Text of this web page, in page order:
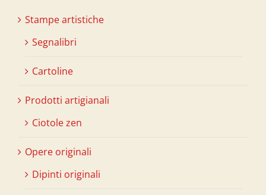
Stampe artistiche
Segnalibri
Cartoline
Prodotti artigianali
Ciotole zen
Opere originali
Dipinti originali